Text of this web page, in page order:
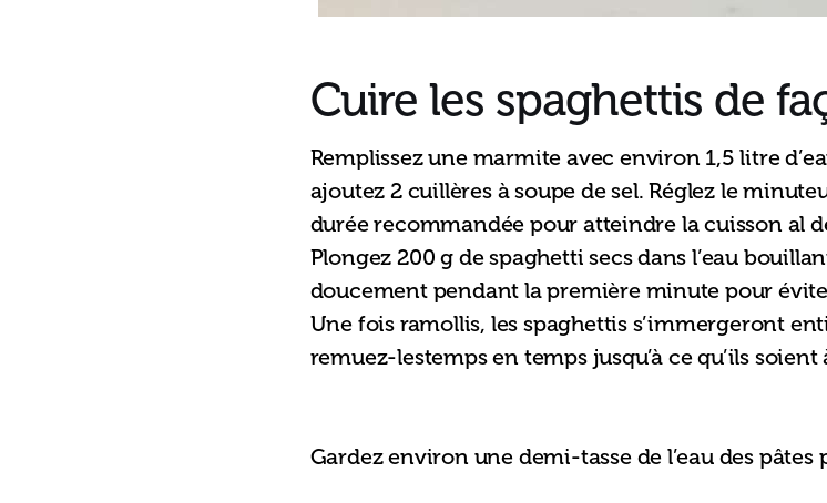
Cuire les spaghettis de
Remplissez une marmite avec environ 1,5 litre
ajoutez 2 cuillères à soupe de sel. Réglez le
durée recommandée pour atteindre la cuisson al
Plongez 200 g de spaghetti secs dans l’eau
doucement pendant la première minute pour
Une fois ramollis, les spaghettis s’immergeront
remuez-lestemps en temps jusqu’à ce qu’ils soient
Gardez environ une demi-tasse de l’eau des